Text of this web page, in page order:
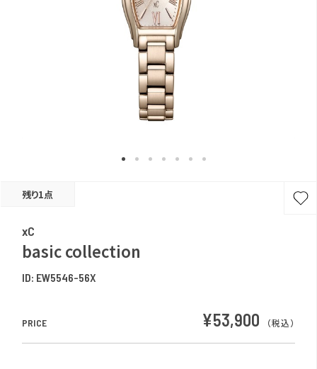
残り1点
xC
basic collection
ID: EW5546-56X
PRICE ¥53,900 （税込）